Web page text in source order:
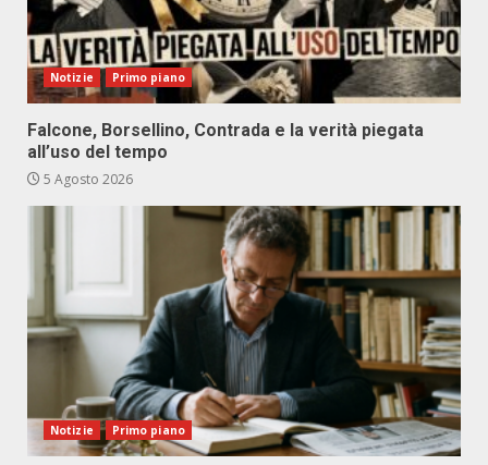
Notizie Primo piano
Falcone, Borsellino, Contrada e la verità piegata
all’uso del tempo
5 Agosto 2026
Notizie Primo piano